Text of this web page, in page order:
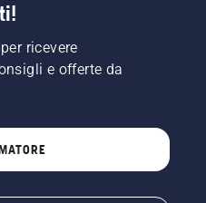
ricevere
e offerte da